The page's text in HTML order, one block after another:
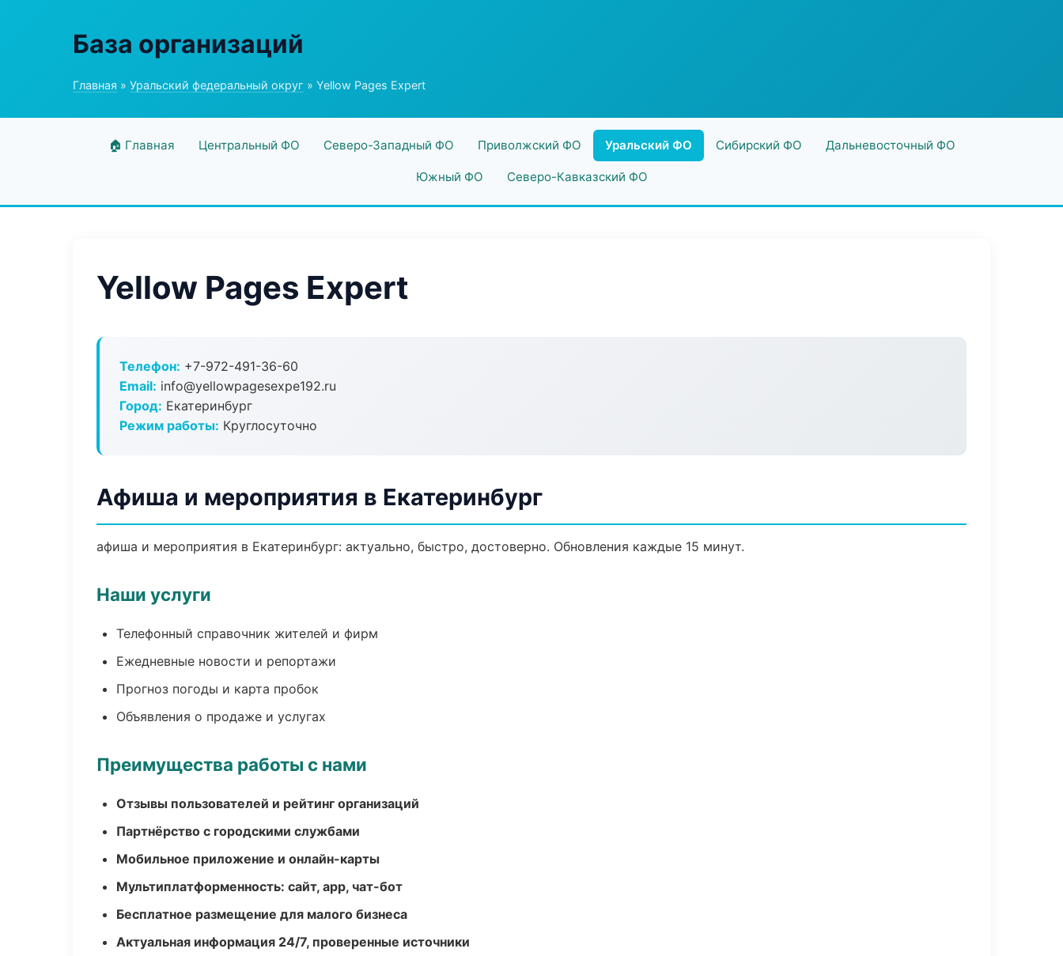
База организаций
Главная » Уральский федеральный округ » Yellow Pages Expert
🏠 Главная Центральный ФО Северо-Западный ФО Приволжский ФО Уральский ФО Сибирский ФО Дальневосточный ФО
Южный ФО Северо-Кавказский ФО
Yellow Pages Expert
Телефон: +7-972-491-36-60
Email: info@yellowpagesexpe192.ru
Город: Екатеринбург
Режим работы: Круглосуточно
Афиша и мероприятия в Екатеринбург
афиша и мероприятия в Екатеринбург: актуально, быстро, достоверно. Обновления каждые 15 минут.
Наши услуги
Телефонный справочник жителей и фирм
Ежедневные новости и репортажи
Прогноз погоды и карта пробок
Объявления о продаже и услугах
Преимущества работы с нами
Отзывы пользователей и рейтинг организаций
Партнёрство с городскими службами
Мобильное приложение и онлайн-карты
Мультиплатформенность: сайт, app, чат-бот
Бесплатное размещение для малого бизнеса
Актуальная информация 24/7, проверенные источники